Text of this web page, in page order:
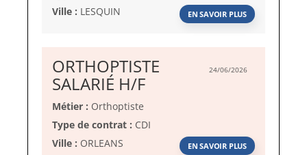
Ville : LESQUIN EN SAVOIR PLUS
24/06/2026
ORTHOPTISTE
SALARIÉ H/F(Nouvelle
Métier : Orthoptiste
Type de contrat : CDI
Ville : ORLEANS EN SAVOIR PLUS